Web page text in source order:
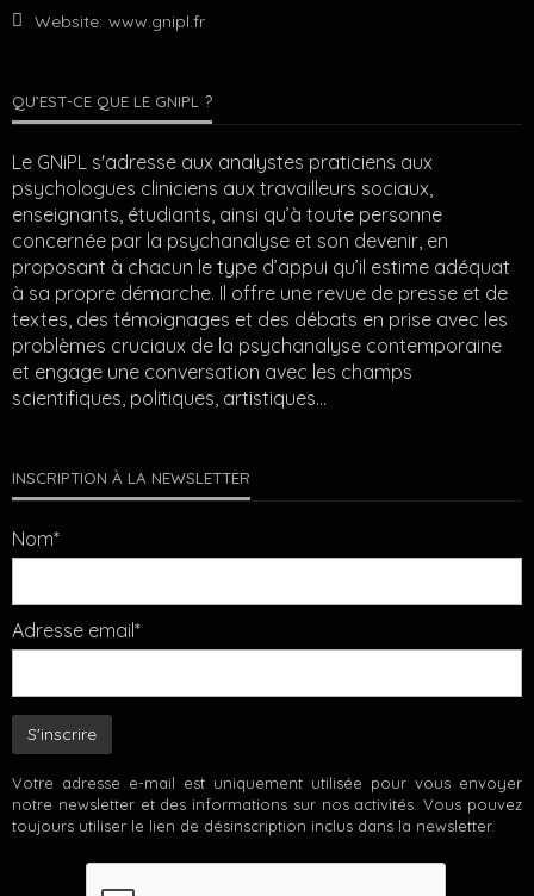
Website: www.gnipl.fr
QU’EST-CE QUE LE GNIPL ?
Le GNiPL s'adresse aux analystes praticiens aux
psychologues cliniciens aux travailleurs sociaux,
enseignants, étudiants, ainsi qu’à toute personne
concernée par la psychanalyse et son devenir, en
proposant à chacun le type d’appui qu’il estime adéquat
à sa propre démarche. Il offre une revue de presse et de
textes, des témoignages et des débats en prise avec les
problèmes cruciaux de la psychanalyse contemporaine
et engage une conversation avec les champs
scientifiques, politiques, artistiques…
INSCRIPTION À LA NEWSLETTER
Nom*
Adresse email*
Votre adresse e-mail est uniquement utilisée pour vous envoyer
notre newsletter et des informations sur nos activités. Vous pouvez
toujours utiliser le lien de désinscription inclus dans la newsletter.